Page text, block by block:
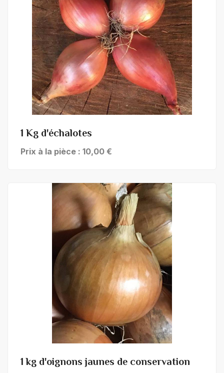
1 Kg d'échalotes
Prix à la pièce : 10,00 €
+ de détails
1 kg d'oignons jaunes de conservation
+ de détails